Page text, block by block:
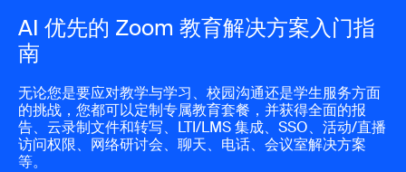
AI 优先的 Zoom 教育解决方案入门指
南
无论您是要应对教学与学习、校园沟通还是学生服务方面
的挑战，您都可以定制专属教育套餐，并获得全面的报
告、云录制文件和转写、LTI/LMS 集成、SSO、活动/直播
访问权限、网络研讨会、聊天、电话、会议室解决方案
等。